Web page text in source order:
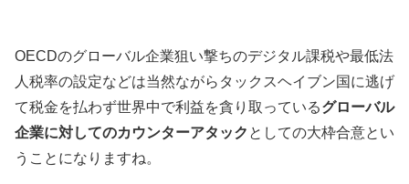
OECDのグローバル企業狙い撃ちのデジタル課税や最低法
人税率の設定などは当然ながらタックスヘイブン国に逃げ
て税金を払わず世界中で利益を貪り取っているグローバル
企業に対してのカウンターアタック としての大枠合意とい
うことになりますね。